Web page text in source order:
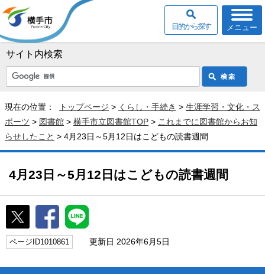
サイト内検索
メニュー
目的から探す
現在の位置： トップページ > くらし・手続き > 生涯学習・文化・ス
ポーツ > 図書館 > 横手市立図書館TOP > これまでに図書館からお知
らせしたこと > 4月23日～5月12日はこどもの読書週間
4月23日～5月12日はこどもの読書週間
ページID1010861 更新日 2026年6月5日